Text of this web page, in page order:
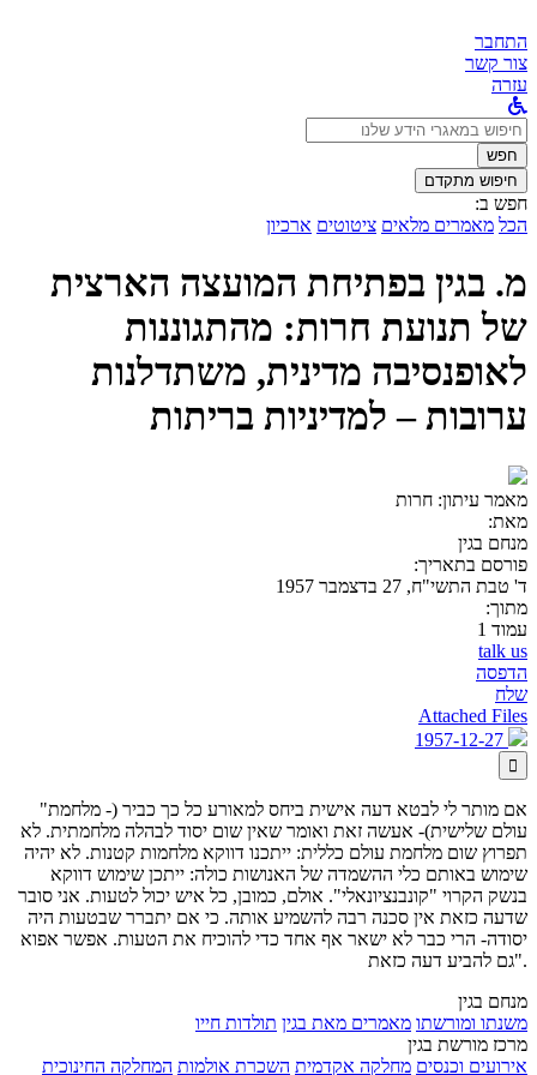
התחבר
צור קשר
עזרה
לחפש
ב:חפש
חיפוש מתקדם
חפש ב:
הכל מאמרים מלאים ציטוטים ארכיון
מ. בגין בפתיחת המועצה הארצית
של תנועת חרות: מהתגוננות
לאופנסיבה מדינית, משתדלנות
ערובות – למדיניות בריתות
מאמר עיתון: חרות
מאת:
מנחם בגין
פורסם בתאריך:
ד' טבת התשי"ח, 27 בדצמבר 1957
מתוך:
עמוד 1
talk us
הדפסה
שלח
Attached Files

"אם מותר לי לבטא דעה אישית ביחס למאורע כל כך כביר (- מלחמת
עולם שלישית)- אעשה זאת ואומר שאין שום יסוד לבהלה מלחמתית. לא
תפרוץ שום מלחמת עולם כללית: ייתכנו דווקא מלחמות קטנות. לא יהיה
שימוש באותם כלי ההשמדה של האנושות כולה: ייתכן שימוש דווקא
בנשק הקרוי "קונבנציונאלי". אולם, כמובן, כל איש יכול לטעות. אני סובר
שדעה כזאת אין סכנה רבה להשמיע אותה. כי אם יתברר שבטעות היה
יסודה- הרי כבר לא ישאר אף אחד כדי להוכיח את הטעות. אפשר אפוא
גם להביע דעה כזאת".
מנחם בגין
משנתו ומורשתו מאמרים מאת בגין תולדות חייו
מרכז מורשת בגין
אירועים וכנסים מחלקה אקדמית השכרת אולמות המחלקה החינוכית